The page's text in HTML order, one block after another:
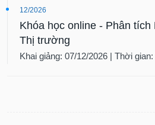
12/2026
Khóa học online - Phân tích
Thị trường
Khai giảng: 07/12/2026 | Thời